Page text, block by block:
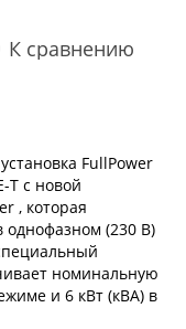
К сравнению
FullPower
T с новой
, которая
однофазном (230 В)
номинальную
и 6 кВт (кВА) в